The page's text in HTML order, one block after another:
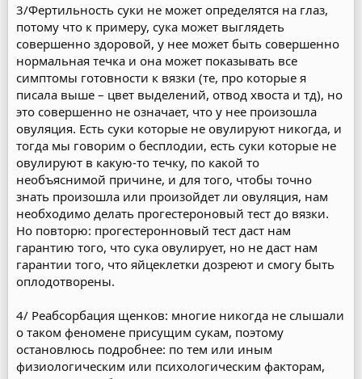
3/Фертильность суки не может определятся на глаз,
потому что к примеру, сука может выглядеть
совершенно здоровой, у нее может быть совершенно
нормальная течка и она может показывать все
симптомы готовности к вязки (те, про которые я
писала выше – цвет выделений, отвод хвоста и тд), но
это совершенно не означает, что у нее произошла
овуляция. Есть суки которые не овулируют никогда, и
тогда мы говорим о бесплодии, есть суки которые не
овулируют в какую-то течку, по какой то
необъяснимой причине, и для того, чтобы точно
знать произошла или произойдет ли овуляция, нам
необходимо делать прогестероновый тест до вязки.
Но повторю: прогестеронновый тест даст нам
гарантию того, что сука овулирует, но не даст нам
гарантии того, что яйцеклетки дозреют и смогу быть
оплодотворены.
4/ Реабсорбация щенков: многие никогда не слышали
о таком феномене присущим сукам, поэтому
остановлюсь подробнее: по тем или иным
физиологическим или психологическим факторам,